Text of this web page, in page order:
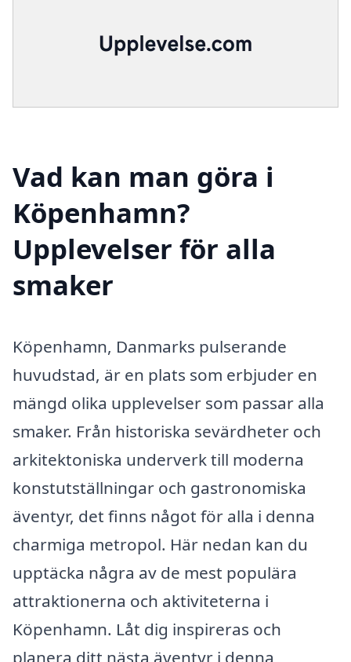
Vad kan man göra i
Köpenhamn?
Upplevelser för alla
smaker
Köpenhamn, Danmarks pulserande
huvudstad, är en plats som erbjuder en
mängd olika upplevelser som passar alla
smaker. Från historiska sevärdheter och
arkitektoniska underverk till moderna
konstutställningar och gastronomiska
äventyr, det finns något för alla i denna
charmiga metropol. Här nedan kan du
upptäcka några av de mest populära
attraktionerna och aktiviteterna i
Köpenhamn. Låt dig inspireras och
planera ditt nästa äventyr i denna